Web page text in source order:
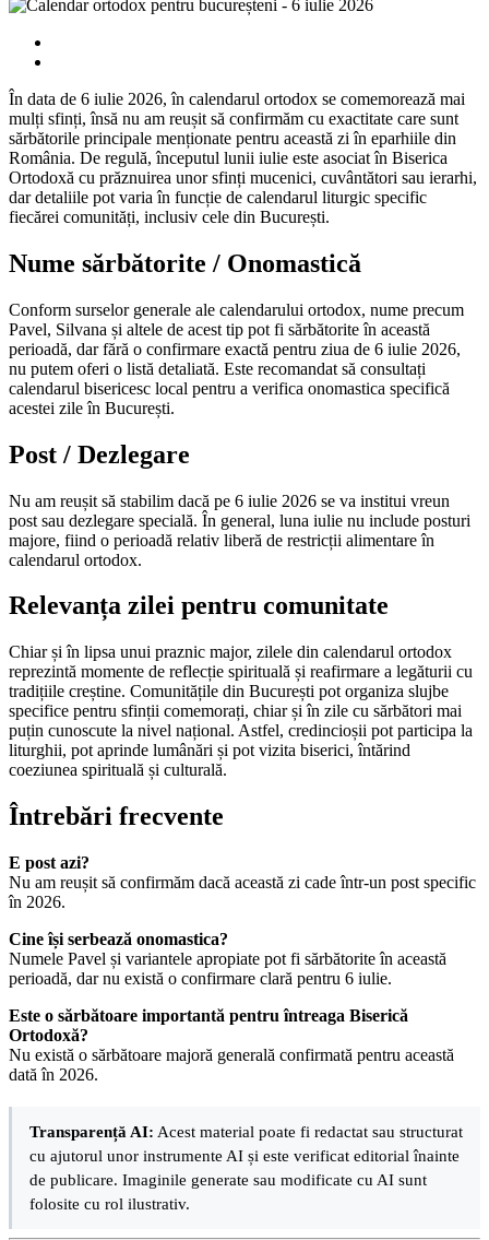
În data de 6 iulie 2026, în calendarul ortodox se comemorează mai
mulți sfinți, însă nu am reușit să confirmăm cu exactitate care sunt
sărbătorile principale menționate pentru această zi în eparhiile din
România. De regulă, începutul lunii iulie este asociat în Biserica
Ortodoxă cu prăznuirea unor sfinți mucenici, cuvântători sau ierarhi,
dar detaliile pot varia în funcție de calendarul liturgic specific
fiecărei comunități, inclusiv cele din București.
Nume sărbătorite / Onomastică
Conform surselor generale ale calendarului ortodox, nume precum
Pavel, Silvana și altele de acest tip pot fi sărbătorite în această
perioadă, dar fără o confirmare exactă pentru ziua de 6 iulie 2026,
nu putem oferi o listă detaliată. Este recomandat să consultați
calendarul bisericesc local pentru a verifica onomastica specifică
acestei zile în București.
Post / Dezlegare
Nu am reușit să stabilim dacă pe 6 iulie 2026 se va institui vreun
post sau dezlegare specială. În general, luna iulie nu include posturi
majore, fiind o perioadă relativ liberă de restricții alimentare în
calendarul ortodox.
Relevanța zilei pentru comunitate
Chiar și în lipsa unui praznic major, zilele din calendarul ortodox
reprezintă momente de reflecție spirituală și reafirmare a legăturii cu
tradițiile creștine. Comunitățile din București pot organiza slujbe
specifice pentru sfinții comemorați, chiar și în zile cu sărbători mai
puțin cunoscute la nivel național. Astfel, credincioșii pot participa la
liturghii, pot aprinde lumânări și pot vizita biserici, întărind
coeziunea spirituală și culturală.
Întrebări frecvente
E post azi?
Nu am reușit să confirmăm dacă această zi cade într-un post specific
în 2026.
Cine își serbează onomastica?
Numele Pavel și variantele apropiate pot fi sărbătorite în această
perioadă, dar nu există o confirmare clară pentru 6 iulie.
Este o sărbătoare importantă pentru întreaga Biserică
Ortodoxă?
Nu există o sărbătoare majoră generală confirmată pentru această
dată în 2026.
Transparență AI: Acest material poate fi redactat sau structurat
cu ajutorul unor instrumente AI și este verificat editorial înainte
de publicare. Imaginile generate sau modificate cu AI sunt
folosite cu rol ilustrativ.